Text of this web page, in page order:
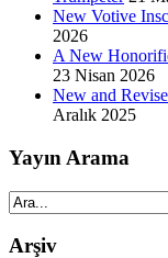
New Votive
2026
A New
23 Nisan 2026
New and
Aralık 2025
Yayın Arama
Arşiv